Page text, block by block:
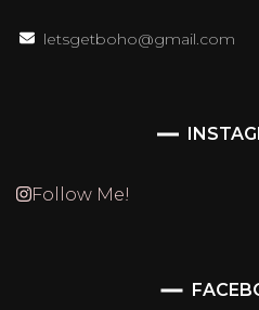
letsgetboho@gmail.com
Follow Me!